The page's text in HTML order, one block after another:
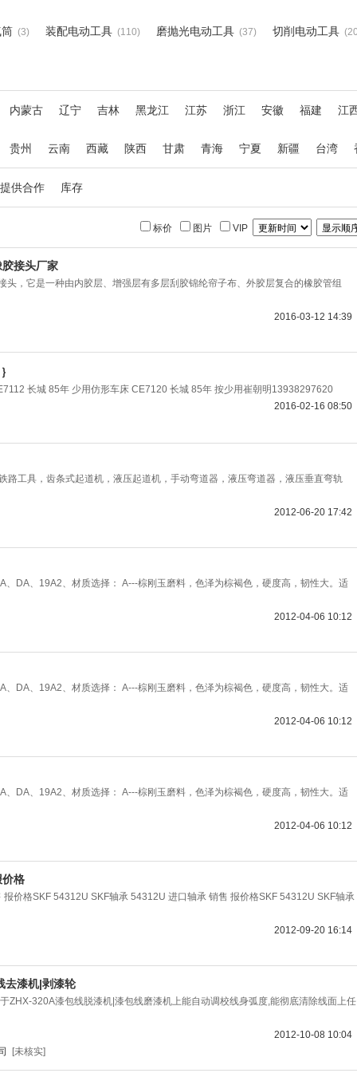
(3) 装配电动工具 (110) 磨抛光电动工具 (37) 切削电动工具
内蒙古 辽宁 吉林 黑龙江 江苏 浙江 安徽 福建 江
贵州 云南 西藏 陕西 甘肃 青海 宁夏 新疆 台湾
提供合作 库存
标价 图片 VIP
接头厂家
头，它是一种由内胶层、增强层有多层刮胶锦纶帘子布、外胶层复合的橡胶管组
2016-03-12 14:39
长城 85年 少用仿形车床 CE7120 长城 85年 按少用崔朝明13938297620
2016-02-16 08:50
路工具，齿条式起道机，液压起道机，手动弯道器，液压弯道器，液压垂直弯轨
2012-06-20 17:42
DA、19A2、材质选择： A---棕刚玉磨料，色泽为棕褐色，硬度高，韧性大。适
2012-04-06 10:12
DA、19A2、材质选择： A---棕刚玉磨料，色泽为棕褐色，硬度高，韧性大。适
2012-04-06 10:12
DA、19A2、材质选择： A---棕刚玉磨料，色泽为棕褐色，硬度高，韧性大。适
2012-04-06 10:12
格
价格SKF 54312U SKF轴承 54312U 进口轴承 销售 报价格SKF 54312U SKF轴承
2012-09-20 16:14
去漆机|剥漆轮
ZHX-320A漆包线脱漆机|漆包线磨漆机上能自动调校线身弧度,能彻底清除线面上任
2012-10-08 10:04
[未核实]